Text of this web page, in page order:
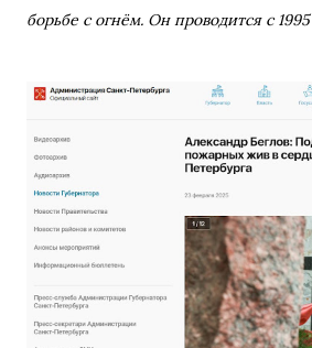
борьбе с огнём. Он проводится с 1995